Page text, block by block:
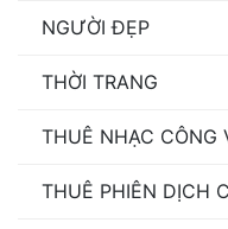
NGƯỜI ĐẸP
THỜI TRANG
THUÊ NHẠC CÔNG
THUÊ PHIÊN DỊCH